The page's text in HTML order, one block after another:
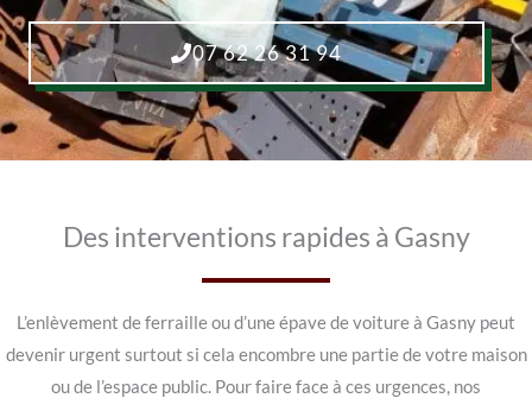
07 62 26 31 94
Des interventions rapides à Gasny
L’enlèvement de ferraille ou d’une épave de voiture à Gasny peut
devenir urgent surtout si cela encombre une partie de votre maison
ou de l’espace public. Pour faire face à ces urgences, nos